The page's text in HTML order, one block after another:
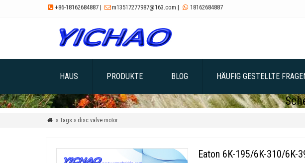
 +86-18162684887 | m13517277987@163.com |  18162684887
HAUS PRODUKTE BLOG HÄUFIG GESTELLTE
 » Tags » disc valve motor
Eaton 6K-195/6K-310/6K-